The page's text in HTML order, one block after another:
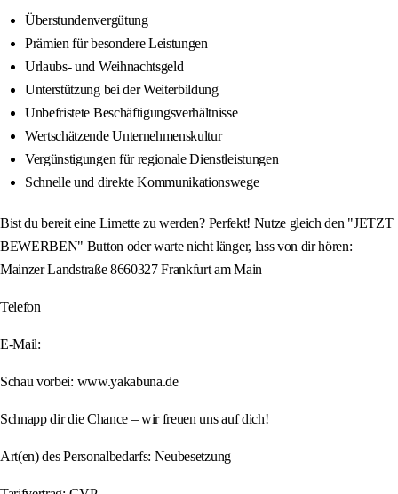
Überstundenvergütung
Prämien für besondere Leistungen
Urlaubs- und Weihnachtsgeld
Unterstützung bei der Weiterbildung
Unbefristete Beschäftigungsverhältnisse
Wertschätzende Unternehmenskultur
Vergünstigungen für regionale Dienstleistungen
Schnelle und direkte Kommunikationswege
Bist du bereit eine Limette zu werden? Perfekt! Nutze gleich den "JETZT
BEWERBEN" Button oder warte nicht länger, lass von dir hören:
Mainzer Landstraße 8660327 Frankfurt am Main
Telefon
E-Mail:
Schau vorbei: www.yakabuna.de
Schnapp dir die Chance – wir freuen uns auf dich!
Art(en) des Personalbedarfs: Neubesetzung